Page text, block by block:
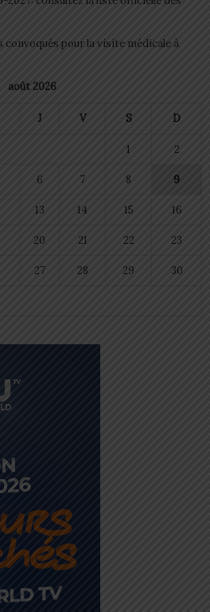
convoqués pour la visite médicale à
août 2026
J V S D
1 2
6 7 8 9
13 14 15 16
20 21 22 23
27 28 29 30